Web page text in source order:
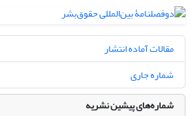
مقالات آماده انتشار
شماره جاری
شماره‌های پیشین نشریه